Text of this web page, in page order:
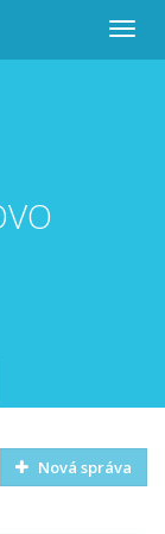
Nová správa